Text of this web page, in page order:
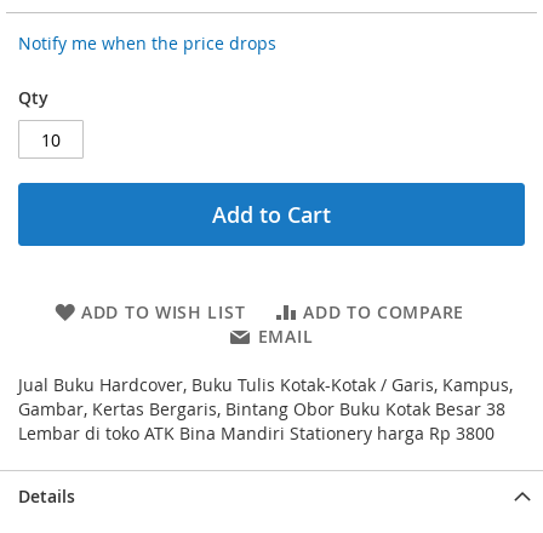
Notify me when the price drops
Qty
Add to Cart
ADD TO WISH LIST
ADD TO COMPARE
EMAIL
Jual Buku Hardcover, Buku Tulis Kotak-Kotak / Garis, Kampus,
Gambar, Kertas Bergaris, Bintang Obor Buku Kotak Besar 38
Lembar di toko ATK Bina Mandiri Stationery harga Rp 3800
Details